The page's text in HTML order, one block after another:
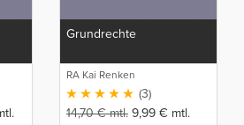
Grundrechte
RA Kai Renken
(3)
14,70€mtl. 9,99 € mtl.